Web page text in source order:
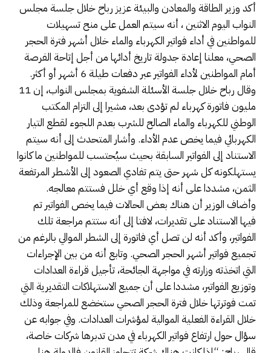
أكد وزير الطاقة والمعادن والبيئة عزيز رباح خلال جلسة مجلس
النواب اليوم الاثنين ، أنه سيتم العمل على منح تسهيلات
للمواطنين في أداء فواتير الكهرباء والماء خلال أشهر فترة الحجر
الصحي، معلنا إعادة جدولة تاريخ أدائها من أجل إتاحة الفرصة
أمام المواطنين لأداء الفواتير عبر دفعات طيلة 6 أشهر أو أكثر.
وقال رباح خلال جلسة الأسئلة الشفوية بمجلس النواب، إن 11
مليون فاتورة كهرباء لم تؤدى بعد، مشيرا إلى التزام المكتب
الوطني للكهرباء والماء الصالح للشرب بعدم اللجوء لقطع التيار
الكهربائي فيما يخص عدم الأداء. وأشار المتحدث إلى أنه سيتم
الاستناد إلى الفواتير السابقة بحيث سيُحتسب للمواطنين ما كانوا
يستهلكونه كل شهر حتى يتم تفادي الصعود إلى الأشطر المرتفعة
الثمن، مشددا على أنه إذا وقع أي خلل فستتم معالجه.
وأضاف الوزير أن هناك بعض الحالات فيما يخص الفواتير تم
فيها الاستناد على تقديرات، لافتا إلى أنه ستتم مراجعة تلك
الفواتير، وأكد أنه لن تصل أي فاتورة إلى الشطر الموالي بالرغم من
تجميع فواتير أشهر الحجر الصحي. وتابع أنه من بين الإجراءات
التي اتخذته وزارته في مواجهة الجائحة، تأجيل قراءة العدادات
وتوزيع الفواتير، مشددا على أن جميع الاستهلاكات التقديرية التي
تمت فوترتها خلال فترة الحجر الصحي ستخضع للمراجعة وذلك
خلال القراءة الفعلية الموالية لمؤشرات العدادات. وفي جوابه عن
سؤال حول ارتفاع فواتير الكهرباء في مدن تدبرها شركات خاصة،